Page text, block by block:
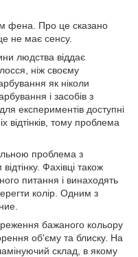
фена. Про це сказано
не має сенсу.
людства віддає
ніж своєму
як ніколи
і засобів з
експериментів доступні
відтінків, тому проблема
проблема з
Фахівці також
питання і винаходять
колір. Одним з
бажаного кольору
об'єму та блиску. На
склад, в якому